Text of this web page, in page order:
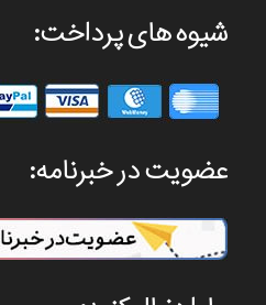
شیوه های پرداخت:
عضویت در خبرنامه: